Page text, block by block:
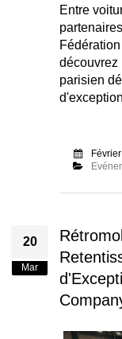
Entre
découvrez
parisien
20
Mar